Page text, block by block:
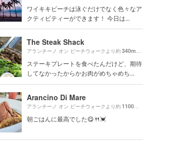
ワイキキビーチは泳ぐだけでなく色々なア
クティビティーができます！ 今日は...
The Steak Shack
アランチーノ オン ビーチウォークより約340m （徒歩6分）
ステーキプレートを食べたんだけど、期待
してなかったからかお肉がめちゃめち...
Arancino Di Mare
アランチーノ オン ビーチウォークより約1100m
朝ごはんに最高でした😋🍴💓